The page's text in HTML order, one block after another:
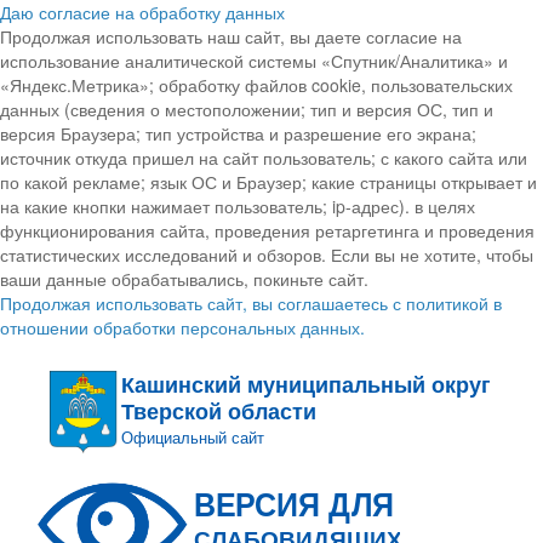
Даю согласие на обработку данных
Продолжая использовать наш сайт, вы даете согласие на
использование аналитической системы «Спутник/Аналитика» и
«Яндекс.Метрика»; обработку файлов cookie, пользовательских
данных (сведения о местоположении; тип и версия ОС, тип и
версия Браузера; тип устройства и разрешение его экрана;
источник откуда пришел на сайт пользователь; с какого сайта или
по какой рекламе; язык ОС и Браузер; какие страницы открывает и
на какие кнопки нажимает пользователь; ip-адрес). в целях
функционирования сайта, проведения ретаргетинга и проведения
статистических исследований и обзоров. Если вы не хотите, чтобы
ваши данные обрабатывались, покиньте сайт.
Продолжая использовать сайт, вы соглашаетесь с политикой в
отношении обработки персональных данных.